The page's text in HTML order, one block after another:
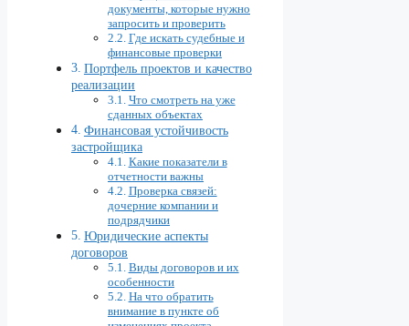
документы, которые нужно
запросить и проверить
Где искать судебные и
финансовые проверки
Портфель проектов и качество
реализации
Что смотреть на уже
сданных объектах
Финансовая устойчивость
застройщика
Какие показатели в
отчетности важны
Проверка связей:
дочерние компании и
подрядчики
Юридические аспекты
договоров
Виды договоров и их
особенности
На что обратить
внимание в пункте об